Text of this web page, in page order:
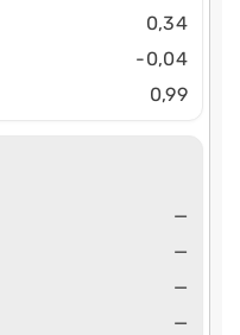
0,34
-0,04
0,99
—
—
—
—